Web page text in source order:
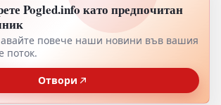
Pogled.info като предпочитан
повече наши новини във вашия
поток.
Отвори